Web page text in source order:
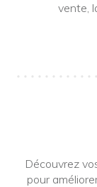
vente,
Découvrez
pour